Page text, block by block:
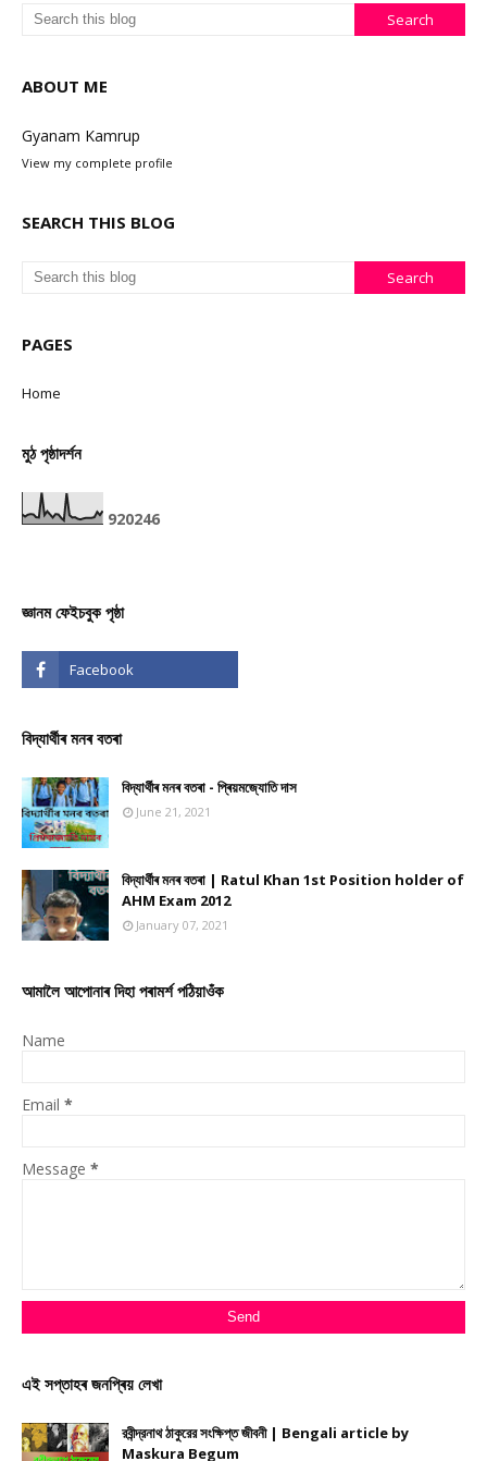
ABOUT ME
Gyanam Kamrup
View my complete profile
SEARCH THIS BLOG
PAGES
Home
মুঠ পৃষ্ঠাদৰ্শন
920246
জ্ঞানম ফেইচবুক পৃষ্ঠা
বিদ্যাৰ্থীৰ মনৰ বতৰা
বিদ্যাৰ্থীৰ মনৰ বতৰা - প্ৰিয়মজ্যোতি দাস
June 21, 2021
বিদ্যাৰ্থীৰ মনৰ বতৰা | Ratul Khan 1st Position holder of
AHM Exam 2012
January 07, 2021
আমালৈ আপোনাৰ দিহা পৰামৰ্শ পঠিয়াওঁক
Name
Email *
Message *
এই সপ্তাহৰ জনপ্ৰিয় লেখা
রবীন্দ্রনাথ ঠাকুরের সংক্ষিপ্ত জীবনী | Bengali article by
Maskura Begum